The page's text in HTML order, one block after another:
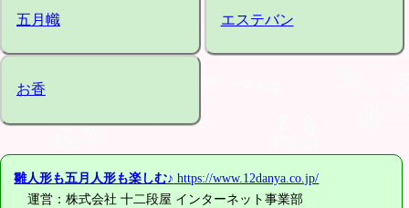
五月幟 エステバン
お香
雛人形も五月人形も楽しむ♪ https://www.12danya.co.jp/
運営：株式会社 十二段屋 インターネット事業部